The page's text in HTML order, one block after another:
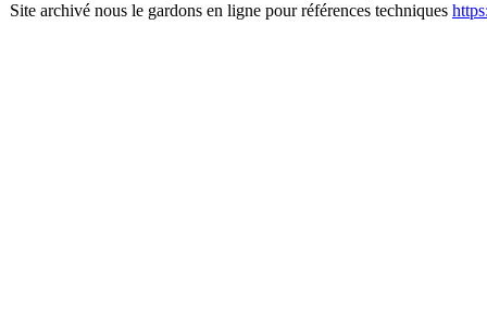
Site archivé nous le gardons en ligne pour références techniques